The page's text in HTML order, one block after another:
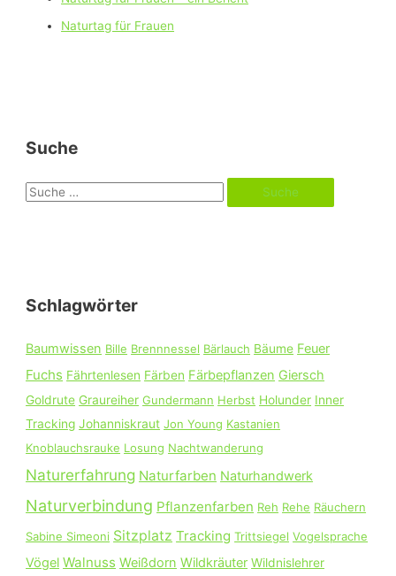
Naturtag für Frauen
Suche
S
n
a
c
h
:
Schlagwörter
Baumwissen Bille Brennnessel Bärlauch Bäume Feuer
Fuchs Fährtenlesen Färben Färbepflanzen Giersch
Goldrute Graureiher Gundermann Herbst Holunder Inner
Tracking Johanniskraut Jon Young Kastanien
Knoblauchsrauke Losung Nachtwanderung
Naturerfahrung Naturfarben Naturhandwerk
Naturverbindung Pflanzenfarben Reh Rehe Räuchern
Sabine Simeoni Sitzplatz Tracking Trittsiegel Vogelsprache
Vögel Walnuss Weißdorn Wildkräuter Wildnislehrer